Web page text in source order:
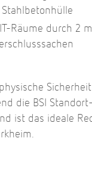
Räume durch 2
die BSI
ist das ideale